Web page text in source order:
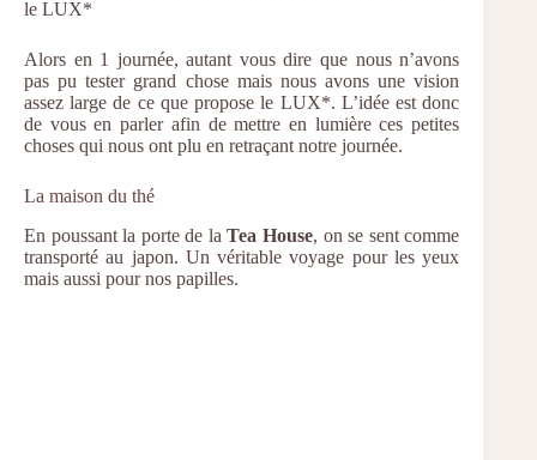
le LUX*
Alors en 1 journée, autant vous dire que nous n’avons
pas pu tester grand chose mais nous avons une vision
assez large de ce que propose le LUX*. L’idée est donc
de vous en parler afin de mettre en lumière ces petites
choses qui nous ont plu en retraçant notre journée.
La maison du thé
En poussant la porte de laTea House, on se sent comme
transporté au japon. Un véritable voyage pour les yeux
mais aussi pour nos papilles.